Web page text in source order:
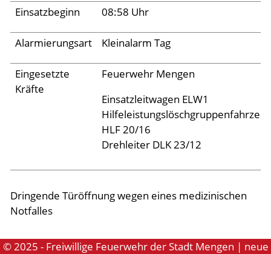
Aktuelles
Links
Einsatzbeginn 08:58 Uhr
Alarmierungsart Kleinalarm Tag
Eingesetzte
Kräfte
Feuerwehr Mengen
Einsatzleitwagen ELW1
Hilfeleistungslöschgruppenfahrzeug
HLF 20/16
Drehleiter DLK 23/12
Dringende Türöffnung wegen eines medizinischen
Notfalles
© 2025 - Freiwillige Feuerwehr der Stadt Mengen | neue